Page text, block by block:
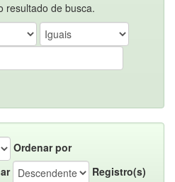
resultado de busca.
Ordenar por
Registro(s)